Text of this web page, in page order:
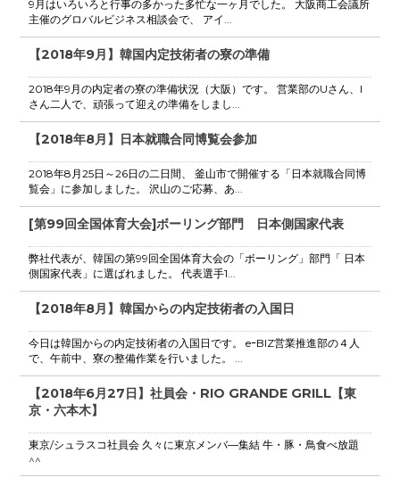
9月はいろいろと行事の多かった多忙な一ヶ月でした。 大阪商工会議所
主催のグロバルビジネス相談会で、 アイ...
【2018年9月】韓国内定技術者の寮の準備
2018年9月の内定者の寮の準備状況（大阪）です。 営業部のUさん、I
さん二人で、頑張って迎えの準備をしまし...
【2018年8月】日本就職合同博覧会参加
2018年8月25日～26日の二日間、 釜山市で開催する「日本就職合同博
覧会」に参加しました。 沢山のご応募、あ...
[第99回全国体育大会]ボーリング部門 日本側国家代表
弊社代表が、韓国の第99回全国体育大会の「ボーリング」部門「 日本
側国家代表」に選ばれました。 代表選手1...
【2018年8月】韓国からの内定技術者の入国日
今日は韓国からの内定技術者の入国日です。 eｰBIZ営業推進部の４人
で、午前中、寮の整備作業を行いました。 ...
【2018年6月27日】社員会・RIO GRANDE GRILL【東
京・六本木】
東京/シュラスコ社員会 久々に東京メンバ―集結 牛・豚・鳥食べ放題
^^